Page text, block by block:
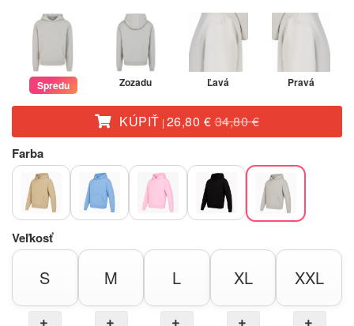
Spredu Zozadu Ľavá Pravá
KÚPIŤ | 26,80 €34,80 €
Farba
Veľkosť
S M L XL XXL